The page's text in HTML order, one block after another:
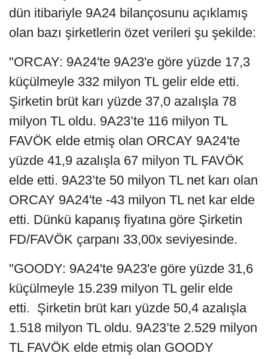
dün itibariyle 9A24 bilançosunu açıklamış
olan bazı şirketlerin özet verileri şu şekilde:
"ORCAY: 9A24'te 9A23'e göre yüzde 17,3
küçülmeyle 332 milyon TL gelir elde etti.
Şirketin brüt karı yüzde 37,0 azalışla 78
milyon TL oldu. 9A23’te 116 milyon TL
FAVÖK elde etmiş olan ORCAY 9A24'te
yüzde 41,9 azalışla 67 milyon TL FAVÖK
elde etti. 9A23’te 50 milyon TL net karı olan
ORCAY 9A24'te -43 milyon TL net kar elde
etti. Dünkü kapanış fiyatına göre Şirketin
FD/FAVÖK çarpanı 33,00x seviyesinde.
"GOODY: 9A24'te 9A23'e göre yüzde 31,6
küçülmeyle 15.239 milyon TL gelir elde
etti. Şirketin brüt karı yüzde 50,4 azalışla
1.518 milyon TL oldu. 9A23’te 2.529 milyon
TL FAVÖK elde etmiş olan GOODY